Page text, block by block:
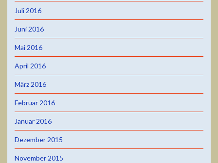
Juli 2016
Juni 2016
Mai 2016
April 2016
März 2016
Februar 2016
Januar 2016
Dezember 2015
November 2015